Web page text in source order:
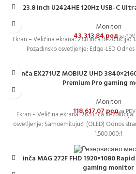
23.8 inch U2424HE 120Hz USB-C
Monitori
43,313.84рсдsa
Ekran – Veličina ekrana: 23.8 inča Rezolucija:
Pozadinsko osvetljenje: Edge-LED
27 inča EX271UZ MOBIUZ UHD
Premium Pro gaming
Monitori
118,617.07рсдsa
Ekran – Veličina ekrana: 26.5 inča
osvetljenje: Samoemitujući (OLED) Odnos
1.500.000:1
27 inča MAG 272F FHD 1920×1080
gaming monitor